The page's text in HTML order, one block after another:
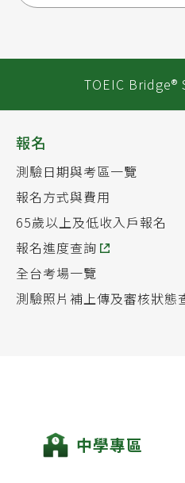
TOEIC Bridge®
報名
測驗日期與考區一覽
報名方式與費用
65歲以上及低收入戶報名
報名進度查詢
全台考場一覽
測驗照片補上傳及審核狀態
中學專區